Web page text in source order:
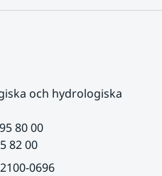
och hydrologiska
80 00
82 00
0696